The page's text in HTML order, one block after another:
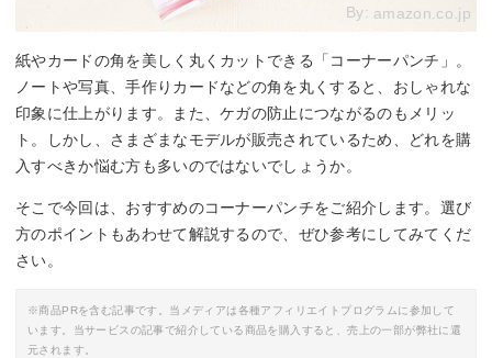
By: amazon.co.jp
紙やカードの角を美しく丸くカットできる「コーナーパンチ」。
ノートや写真、手作りカードなどの角を丸くすると、おしゃれな
印象に仕上がります。また、ケガの防止につながるのもメリッ
ト。しかし、さまざまなモデルが販売されているため、どれを購
入すべきか悩む方も多いのではないでしょうか。
そこで今回は、おすすめのコーナーパンチをご紹介します。選び
方のポイントもあわせて解説するので、ぜひ参考にしてみてくだ
さい。
※商品PRを含む記事です。当メディアは各種アフィリエイトプログラムに参加して
います。当サービスの記事で紹介している商品を購入すると、売上の一部が弊社に還
元されます。